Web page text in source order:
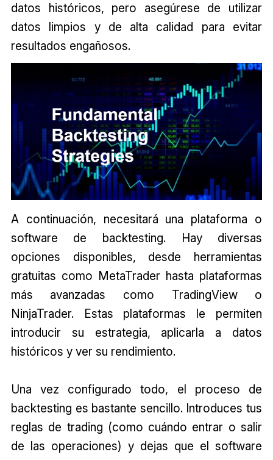
datos históricos, pero asegúrese de utilizar
datos limpios y de alta calidad para evitar
resultados engañosos.
A continuación, necesitará una plataforma o
software de backtesting. Hay diversas
opciones disponibles, desde herramientas
gratuitas como MetaTrader hasta plataformas
más avanzadas como TradingView o
NinjaTrader. Estas plataformas le permiten
introducir su estrategia, aplicarla a datos
históricos y ver su rendimiento.
Una vez configurado todo, el proceso de
backtesting es bastante sencillo. Introduces tus
reglas de trading (como cuándo entrar o salir
de las operaciones) y dejas que el software